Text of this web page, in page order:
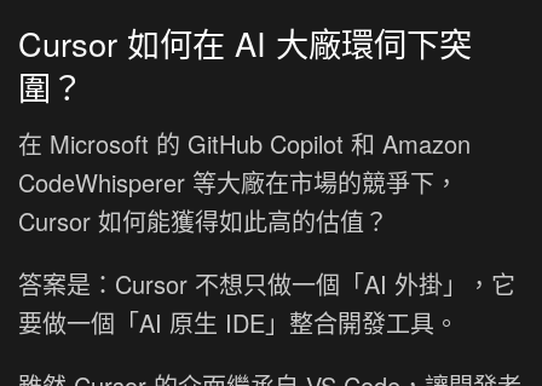
Cursor 如何在 AI 大廠環伺下突
圍？
在 Microsoft 的 GitHub Copilot 和 Amazon
CodeWhisperer 等大廠在市場的競爭下，
Cursor 如何能獲得如此高的估值？
答案是：Cursor 不想只做一個「AI 外掛」，它
要做一個「AI 原生 IDE」整合開發工具。